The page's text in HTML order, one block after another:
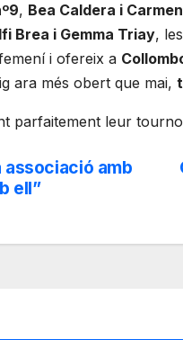
, Bea Caldera i
Brea i Gemma Triay,
i ofereix a
ara més obert que mai,
parfaitement leur
amb
ell”